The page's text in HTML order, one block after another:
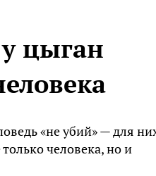
цыган
«не убий» — для
человека, но и